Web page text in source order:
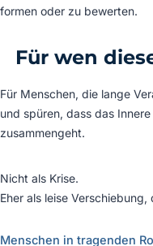
formen oder zu bewerten.
Für wen
Für Menschen, die lange
und spüren, dass das
zusammengeht.
Nicht als Krise.
Eher als leise
Menschen in tragenden